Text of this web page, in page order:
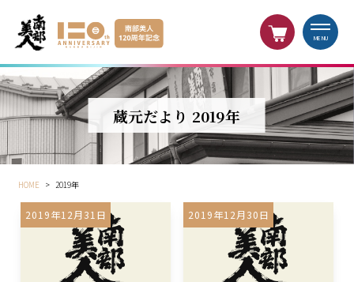
MENU
蔵元だより 2019年
HOME > 2019年
2019年12月31日 2019年12月30日